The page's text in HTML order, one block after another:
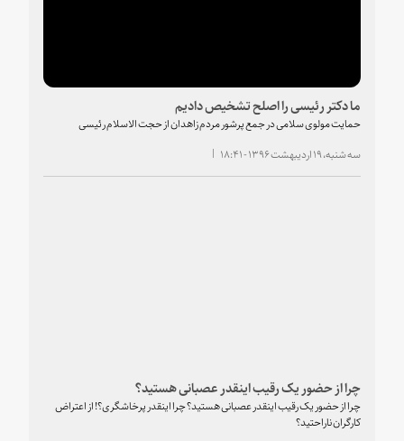
ما دکتر رئیسی را اصلح تشخیص دادیم
حمایت مولوی سلامی در جمع پرشور مردم زاهدان از حجت الاسلام رئیسی
سه شنبه، ۱۹ اردیبهشت ۱۳۹۶ - ۱۸:۴۱
چرا از حضور یک رقیب اینقدر عصبانی هستید؟
چرا از حضور یک رقیب اینقدر عصبانی هستید؟ چرا اینقدر پرخاشگری؟! از اعتراض
کارگران ناراحتید؟